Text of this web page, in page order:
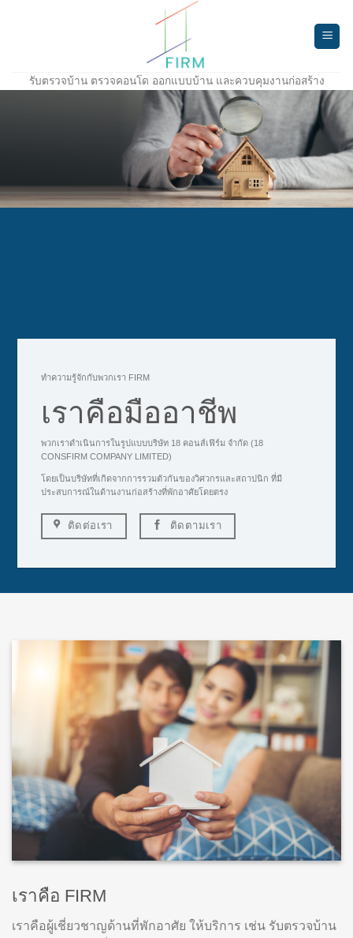
รับตรวจบ้าน ตรวจคอนโด ออกแบบบ้าน และควบคุมงานก่อสร้าง
ทำความรู้จักกับพวกเรา FIRM
เราคือมืออาชีพ
พวกเราดำเนินการในรูปแบบบริษัท 18 คอนส์เฟิร์ม จำกัด (18
CONSFIRM COMPANY LIMITED)
โดยเป็นบริษัทที่เกิดจากการรวมตัวกันของวิศวกรและสถาปนิก ที่มี
ประสบการณ์ในด้านงานก่อสร้างที่พักอาศัยโดยตรง
ติดต่อเรา ติดตามเรา
เราคือ FIRM
เราคือผู้เชี่ยวชาญด้านที่พักอาศัย ให้บริการ เช่น รับตรวจบ้าน